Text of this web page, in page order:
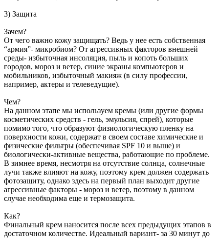
3) Защита
Зачем?
От чего важно кожу защищать? Ведь у нее есть собственная
“армия”- микробиом? От агрессивных факторов внешней
среды- избыточная инсоляция, пыль и копоть больших
городов, мороз и ветер, синие экраны компьютеров и
мобильников, избыточный макияж (в силу профессии,
например, актеры и телеведущие).
Чем?
На данном этапе мы используем кремы (или другие формы
косметических средств - гель, эмульсия, спрей), которые
помимо того, что образуют физиологическую пленку на
поверхности кожи, содержат в своем составе химические и
физические фильтры (обеспечивая SPF 10 и выше) и
биологически-активные вещества, работающие по проблеме.
В зимнее время, несмотря на отсутствие солнца, солнечные
лучи также влияют на кожу, поэтому крем должен содержать
фотозащиту, однако здесь на первый план выходит другие
агрессивные факторы - мороз и ветер, поэтому в данном
случае необходима еще и термозащита.
Как?
Финальный крем наносится после всех предыдущих этапов в
достаточном количестве. Идеальный вариант- за 30 минут до